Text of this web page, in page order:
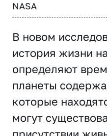
NASA
В новом
история жизни
определяют
планеты
которые
могут